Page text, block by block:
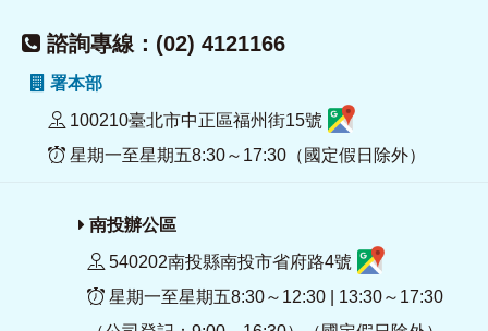
諮詢專線：(02) 4121166
署本部
100210臺北市中正區福州街15號
星期一至星期五8:30～17:30（國定假日除外）
南投辦公區
540202南投縣南投市省府路4號
星期一至星期五8:30～12:30 | 13:30～17:30